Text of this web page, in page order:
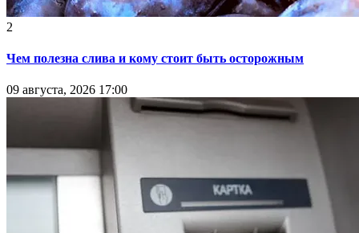
2
Чем полезна слива и кому стоит быть осторожным
09 августа, 2026 17:00